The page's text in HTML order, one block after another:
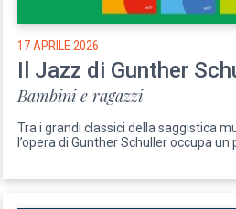
17 APRILE 2026
Il Jazz di Gunther
Bambini e ragazzi
Tra i grandi classici della saggistica
l’opera di Gunther Schuller occupa